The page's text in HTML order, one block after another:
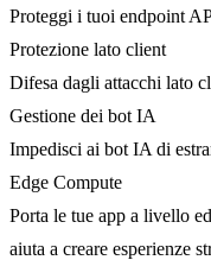
Proteggi i tuoi endpoint
Protezione lato client
Difesa dagli attacchi lato
Gestione dei bot IA
Impedisci ai bot IA di
Edge Compute
Porta le tue app a livello
aiuta a creare esperienze